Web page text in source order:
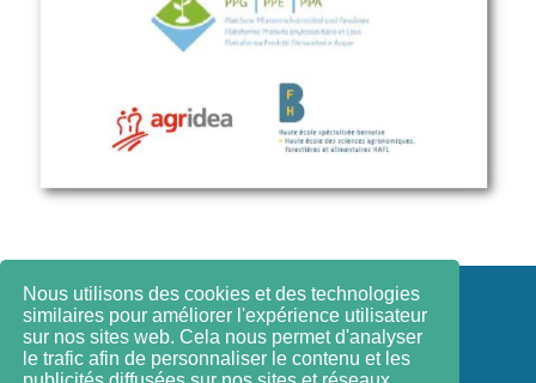
Nous utilisons des cookies et des technologies
similaires pour améliorer l'expérience utilisateur
sur nos sites web. Cela nous permet d'analyser
le trafic afin de personnaliser le contenu et les
Contact
Impressum